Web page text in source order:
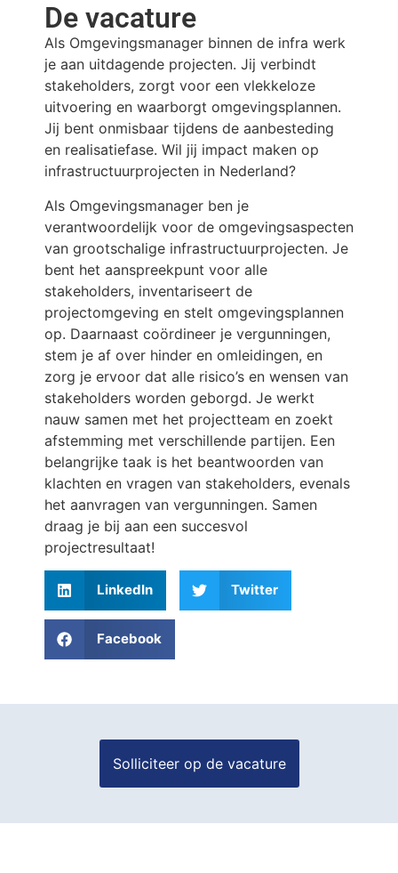
De vacature
Als Omgevingsmanager binnen de infra werk
je aan uitdagende projecten. Jij verbindt
stakeholders, zorgt voor een vlekkeloze
uitvoering en waarborgt omgevingsplannen.
Jij bent onmisbaar tijdens de aanbesteding
en realisatiefase. Wil jij impact maken op
infrastructuurprojecten in Nederland?
Als Omgevingsmanager ben je
verantwoordelijk voor de omgevingsaspecten
van grootschalige infrastructuurprojecten. Je
bent het aanspreekpunt voor alle
stakeholders, inventariseert de
projectomgeving en stelt omgevingsplannen
op. Daarnaast coördineer je vergunningen,
stem je af over hinder en omleidingen, en
zorg je ervoor dat alle risico’s en wensen van
stakeholders worden geborgd. Je werkt
nauw samen met het projectteam en zoekt
afstemming met verschillende partijen. Een
belangrijke taak is het beantwoorden van
klachten en vragen van stakeholders, evenals
het aanvragen van vergunningen. Samen
draag je bij aan een succesvol
projectresultaat!
LinkedIn Twitter
Facebook